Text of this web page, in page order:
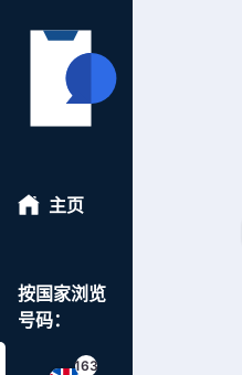
主页
按国家浏览
号码：
163